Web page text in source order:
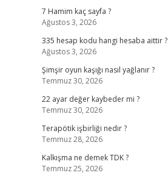
7 Hamim kaç sayfa ?
Ağustos 3, 2026
335 hesap kodu hangi hesaba aittir ?
Ağustos 3, 2026
Şimşir oyun kaşığı nasıl yağlanır ?
Temmuz 30, 2026
22 ayar değer kaybeder mi ?
Temmuz 30, 2026
Terapötik işbirliği nedir ?
Temmuz 28, 2026
Kalkışma ne demek TDK ?
Temmuz 25, 2026